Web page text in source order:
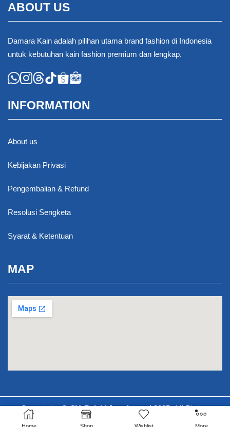
ABOUT US
Damara Kain adalah pilihan utama brand fashion di Indonesia
untuk kebutuhan kain fashion premium dan lengkap.
INFORMATION
About us
Kebijakan Privasi
Pengembalian & Refund
Resolusi Sengketa
Syarat & Ketentuan
MAP
Copyright ©CV. Rejeki Jaya Lestari 2025. All Rights
Home Shop Wishlist More